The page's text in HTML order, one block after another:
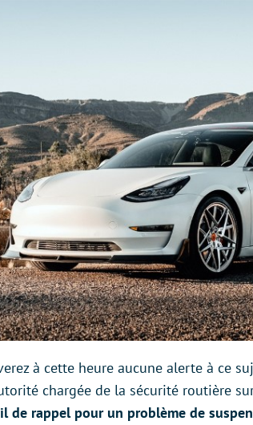
à cette heure aucune alerte à ce
chargée de la sécurité routière
de rappel pour un problème de